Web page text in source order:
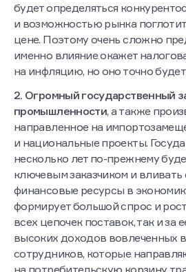
будет определяться
и возможностью рынка
цене. Поэтому очень сложно
именно влияние окажет
на инфляцию, но оно точно
2. Огромный государственный
промышленности, а также
направленное на
и национальные проекты.
несколько лет по-прежнему
ключевым заказчиком и
финансовые ресурсы в
формирует большой спрос и
всех цепочек поставок, так и за
высоких доходов вовлеченных
сотрудников, которые